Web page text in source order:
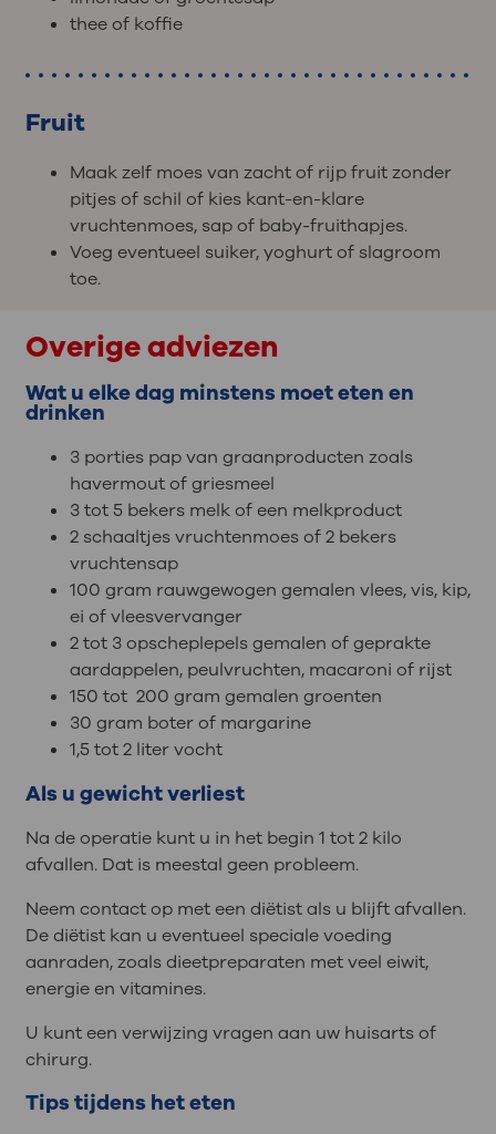
thee of koffie
Fruit
Maak zelf moes van zacht of rijp fruit zonder
pitjes of schil of kies kant-en-klare
vruchtenmoes, sap of baby-fruithapjes.
Voeg eventueel suiker, yoghurt of slagroom
toe.
Overige adviezen
Wat u elke dag minstens moet eten en
drinken
3 porties pap van graanproducten zoals
havermout of griesmeel
3 tot 5 bekers melk of een melkproduct
2 schaaltjes vruchtenmoes of 2 bekers
vruchtensap
100 gram rauwgewogen gemalen vlees, vis, kip,
ei of vleesvervanger
2 tot 3 opscheplepels gemalen of geprakte
aardappelen, peulvruchten, macaroni of rijst
150 tot 200 gram gemalen groenten
30 gram boter of margarine
1,5 tot 2 liter vocht
Als u gewicht verliest
Na de operatie kunt u in het begin 1 tot 2 kilo
afvallen. Dat is meestal geen probleem.
Neem contact op met een diëtist als u blijft afvallen.
De diëtist kan u eventueel speciale voeding
aanraden, zoals dieetpreparaten met veel eiwit,
energie en vitamines.
U kunt een verwijzing vragen aan uw huisarts of
chirurg.
Tips tijdens het eten